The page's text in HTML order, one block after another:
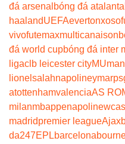
đá arsenal bóng đá atalanta
haalandUEFAevertonxoso
vivofutemaxmulticanais
đá world cupbóng đá inter
ligaclb leicester cityMU
lionel salahnapolineymar
atottenhamvalenciaAS
milanmbappenapoli
madridpremier leagueAjax
da247EPLbarcelona